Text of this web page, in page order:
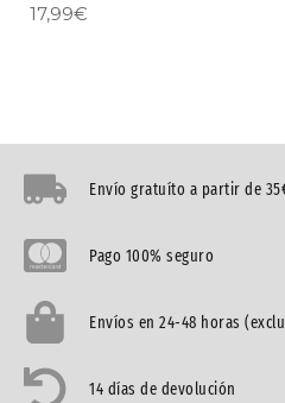
17,99€
Envío gratuíto a partir de
Pago 100% seguro
Envíos en 24-48 horas
14 días de devolución